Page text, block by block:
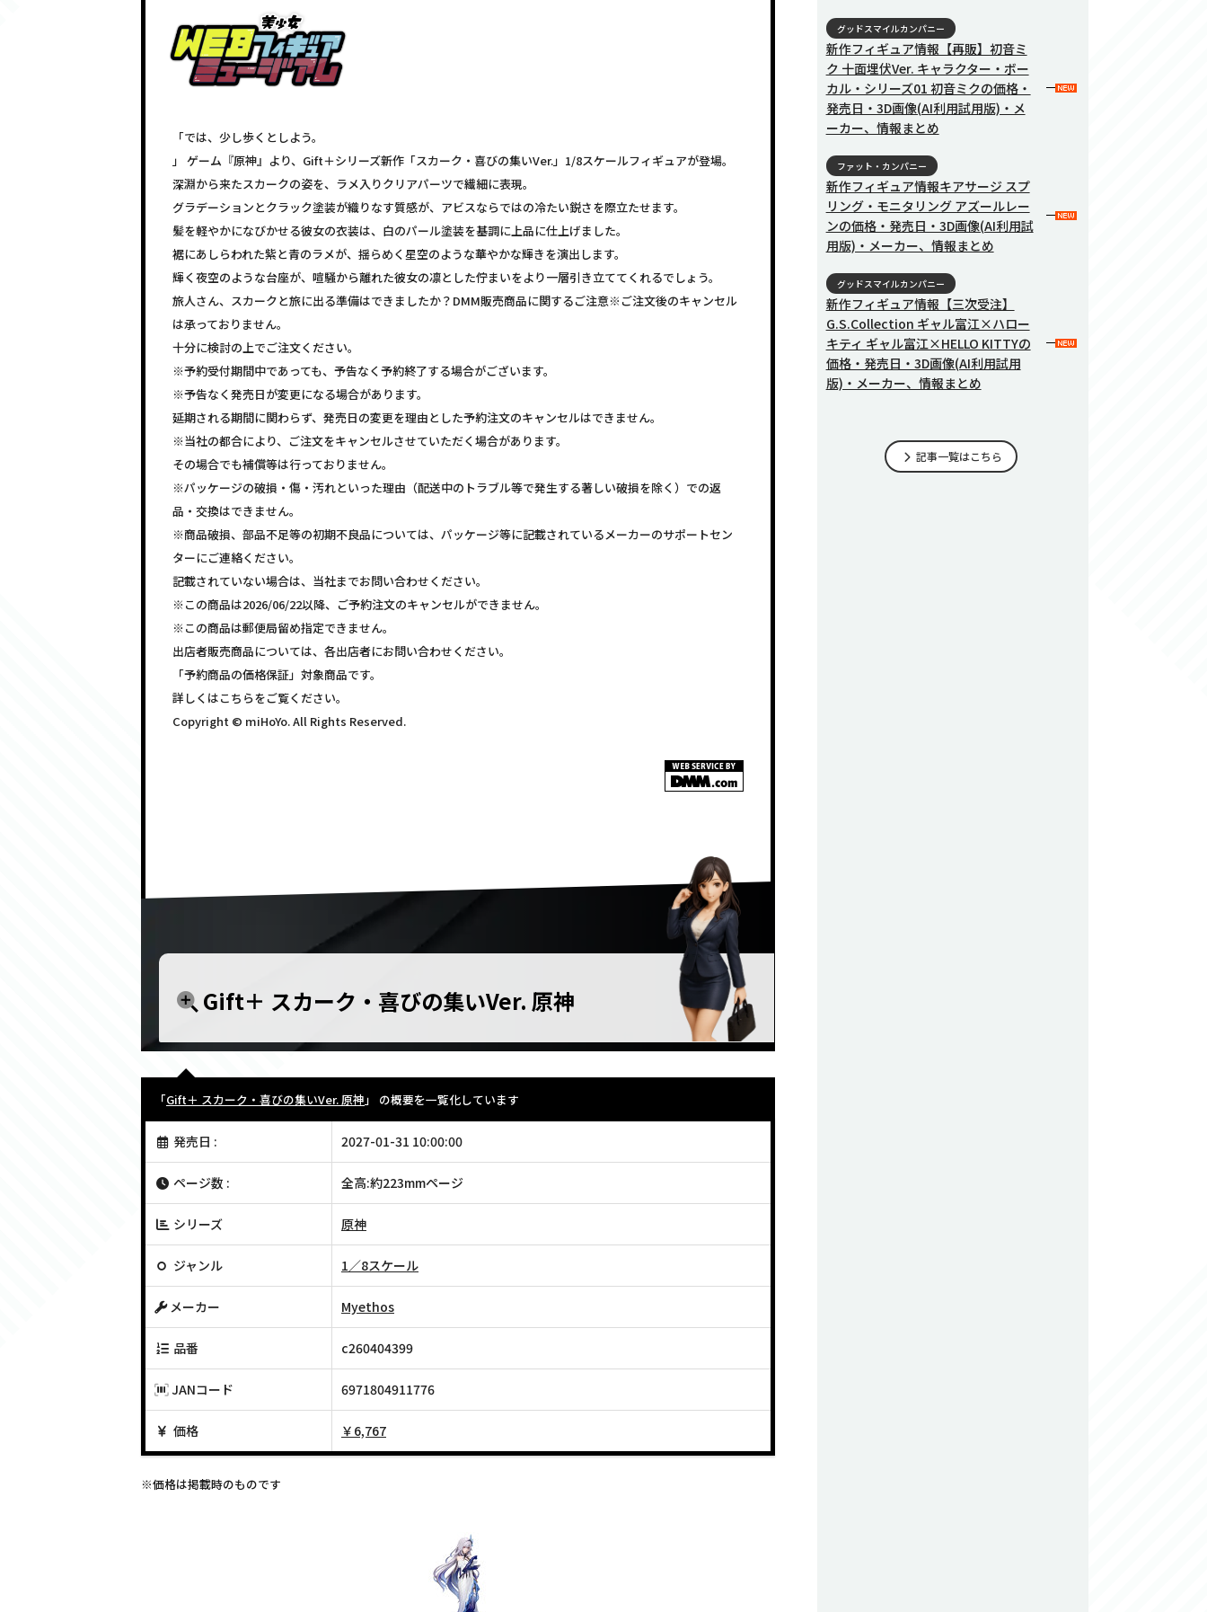
「では、少し歩くとしよう。
」 ゲーム『原神』より、Gift＋シリーズ新作「スカーク・喜びの集いVer.」1/8スケールフィギュアが登場。
深淵から来たスカークの姿を、ラメ入りクリアパーツで繊細に表現。
グラデーションとクラック塗装が織りなす質感が、アビスならではの冷たい鋭さを際立たせます。
髪を軽やかになびかせる彼女の衣装は、白のパール塗装を基調に上品に仕上げました。
裾にあしらわれた紫と青のラメが、揺らめく星空のような華やかな輝きを演出します。
輝く夜空のような台座が、喧騒から離れた彼女の凛とした佇まいをより一層引き立ててくれるでしょう。
旅人さん、スカークと旅に出る準備はできましたか？DMM販売商品に関するご注意※ご注文後のキャンセル
は承っておりません。
十分に検討の上でご注文ください。
※予約受付期間中であっても、予告なく予約終了する場合がございます。
※予告なく発売日が変更になる場合があります。
延期される期間に関わらず、発売日の変更を理由とした予約注文のキャンセルはできません。
※当社の都合により、ご注文をキャンセルさせていただく場合があります。
その場合でも補償等は行っておりません。
※パッケージの破損・傷・汚れといった理由（配送中のトラブル等で発生する著しい破損を除く）での返
品・交換はできません。
※商品破損、部品不足等の初期不良品については、パッケージ等に記載されているメーカーのサポートセン
ターにご連絡ください。
記載されていない場合は、当社までお問い合わせください。
※この商品は2026/06/22以降、ご予約注文のキャンセルができません。
※この商品は郵便局留め指定できません。
出店者販売商品については、各出店者にお問い合わせください。
「予約商品の価格保証」対象商品です。
詳しくはこちらをご覧ください。
Copyright © miHoYo. All Rights Reserved.
Gift＋ スカーク・喜びの集いVer. 原神
「Gift＋ スカーク・喜びの集いVer. 原神」 の概要を一覧化しています
発売日 : 2027-01-31 10:00:00
ページ数 : 全高:約223mmページ
シリーズ 原神
ジャンル 1／8スケール
メーカー Myethos
品番 c260404399
JANコード 6971804911776
価格 ￥6,767
※価格は掲載時のものです
グッドスマイルカンパニー
新作フィギュア情報【再販】初音ミ
ク 十面埋伏Ver. キャラクター・ボー
カル・シリーズ01 初音ミクの価格・
発売日・3D画像(AI利用試用版)・メ
ーカー、情報まとめ
ファット・カンパニー
新作フィギュア情報キアサージ スプ
リング・モニタリング アズールレー
ンの価格・発売日・3D画像(AI利用試
用版)・メーカー、情報まとめ
グッドスマイルカンパニー
新作フィギュア情報【三次受注】
G.S.Collection ギャル富江×ハロー
キティ ギャル富江×HELLO KITTYの
価格・発売日・3D画像(AI利用試用
版)・メーカー、情報まとめ
記事一覧はこちら